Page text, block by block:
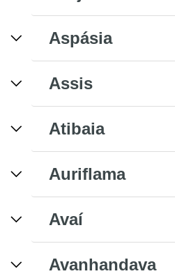
Aspásia
Assis
Atibaia
Auriflama
Avaí
Avanhandava